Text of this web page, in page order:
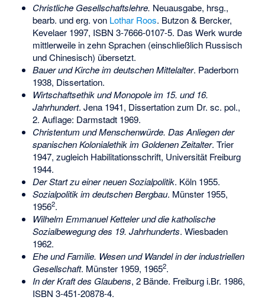
Christliche Gesellschaftslehre. Neuausgabe, hrsg.,
bearb. und erg. von Lothar Roos. Butzon & Bercker,
Kevelaer 1997, ISBN 3-7666-0107-5. Das Werk wurde
mittlerweile in zehn Sprachen (einschließlich Russisch
und Chinesisch) übersetzt.
Bauer und Kirche im deutschen Mittelalter. Paderborn
1938, Dissertation.
Wirtschaftsethik und Monopole im 15. und 16.
Jahrhundert. Jena 1941, Dissertation zum Dr. sc. pol.,
2. Auflage: Darmstadt 1969.
Christentum und Menschenwürde. Das Anliegen der
spanischen Kolonialethik im Goldenen Zeitalter. Trier
1947, zugleich Habilitationsschrift, Universität Freiburg
1944.
Der Start zu einer neuen Sozialpolitik. Köln 1955.
Sozialpolitik im deutschen Bergbau. Münster 1955,
19562.
Wilhelm Emmanuel Ketteler und die katholische
Sozialbewegung des 19. Jahrhunderts. Wiesbaden
1962.
Ehe und Familie. Wesen und Wandel in der industriellen
Gesellschaft. Münster 1959, 19652.
In der Kraft des Glaubens, 2 Bände. Freiburg i.Br. 1986,
ISBN 3-451-20878-4.